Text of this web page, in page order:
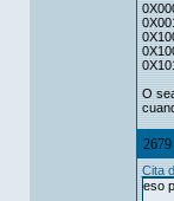
O
2679
Cita
eso